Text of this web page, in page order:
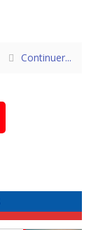
Continuer...